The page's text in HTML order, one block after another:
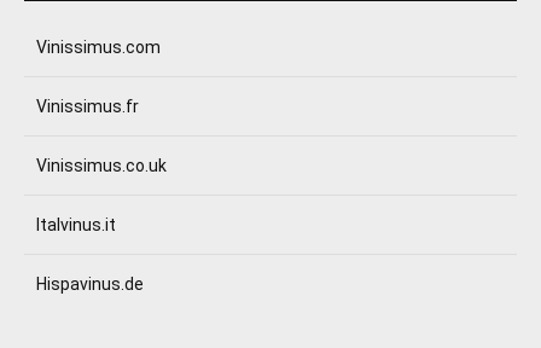
Vinissimus.com
Vinissimus.fr
Vinissimus.co.uk
Italvinus.it
Hispavinus.de